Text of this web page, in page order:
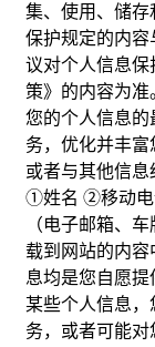
集、使用、储存
保护规定的内
议对个人信息
策》的内容为准
您的个人信息的
务，优化并丰
或者与其他信息
①姓名 ②移动电
（电子邮箱、
载到网站的内容
息均是您自愿
某些个人信息
务，或者可能对